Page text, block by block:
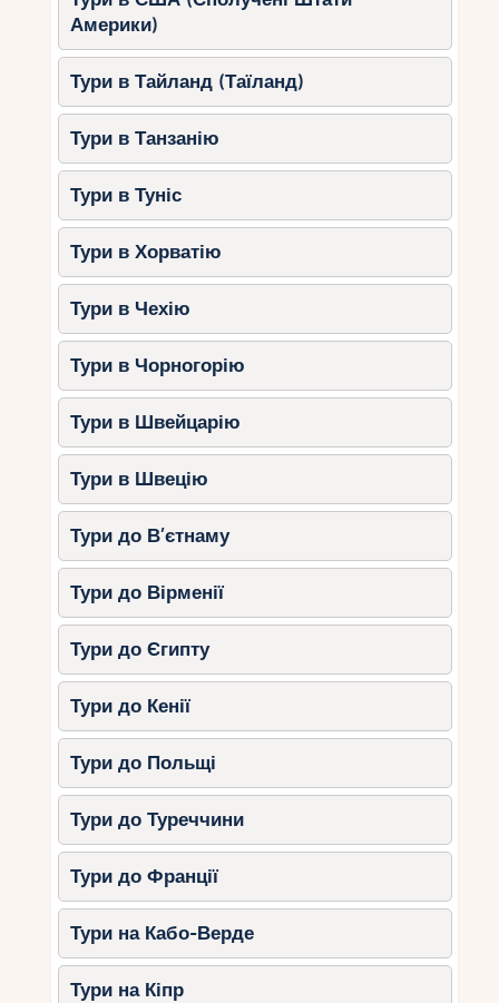
Америки)
Тури в Тайланд (Таїланд)
Тури в Танзанію
Тури в Туніс
Тури в Хорватію
Тури в Чехію
Тури в Чорногорію
Тури в Швейцарію
Тури в Швецію
Тури до В’єтнаму
Тури до Вірменії
Тури до Єгипту
Тури до Кенії
Тури до Польщі
Тури до Туреччини
Тури до Франції
Тури на Кабо-Верде
Тури на Кіпр